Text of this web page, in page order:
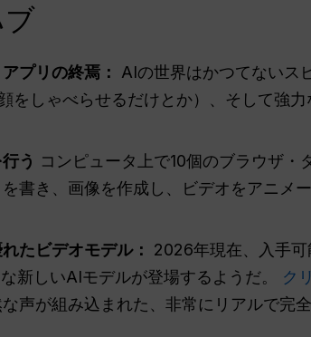
プリの終焉： AIの世界はかつてないス
をしゃべらせるだけとか）、そして強
う コンピュータ上で10個のブラウザ
書き、画像を作成し、ビデオをアニメ
たビデオモデル：
2026年現在、入手
新しいAIモデルが登場するようだ。 ク
声が組み込まれた、非常にリアルで完